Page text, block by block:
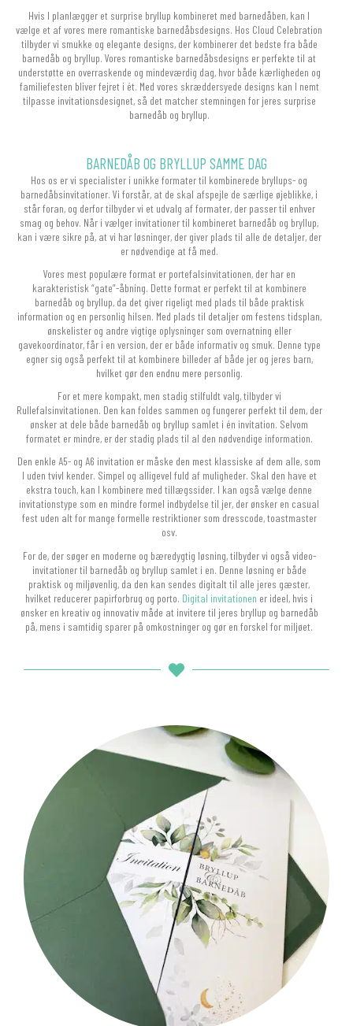
Hvis I planlægger et surprise bryllup kombineret med barnedåben, kan I
vælge et af vores mere romantiske barnedåbsdesigns. Hos Cloud Celebration
tilbyder vi smukke og elegante designs, der kombinerer det bedste fra både
barnedåb og bryllup. Vores romantiske barnedåbsdesigns er perfekte til at
understøtte en overraskende og mindeværdig dag, hvor både kærligheden og
familiefesten bliver fejret i ét. Med vores skræddersyede designs kan I nemt
tilpasse invitationsdesignet, så det matcher stemningen for jeres surprise
barnedåb og bryllup.
BARNEDÅB OG BRYLLUP SAMME DAG
Hos os er vi specialister i unikke formater til kombinerede bryllups- og
barnedåbsinvitationer. Vi forstår, at de skal afspejle de særlige øjeblikke, i
står foran, og derfor tilbyder vi et udvalg af formater, der passer til enhver
smag og behov. Når i vælger invitationer til kombineret barnedåb og bryllup,
kan i være sikre på, at vi har løsninger, der giver plads til alle de detaljer, der
er nødvendige at få med.
Vores mest populære format er portefalsinvitationen, der har en
karakteristisk “gate”-åbning. Dette format er perfekt til at kombinere
barnedåb og bryllup, da det giver rigeligt med plads til både praktisk
information og en personlig hilsen. Med plads til detaljer om festens tidsplan,
ønskelister og andre vigtige oplysninger som overnatning eller
gavekoordinator, får i en version, der er både informativ og smuk. Denne type
egner sig også perfekt til at kombinere billeder af både jer og jeres barn,
hvilket gør den endnu mere personlig.
For et mere kompakt, men stadig stilfuldt valg, tilbyder vi
Rullefalsinvitationen. Den kan foldes sammen og fungerer perfekt til dem, der
ønsker at dele både barnedåb og bryllup samlet i én invitation. Selvom
formatet er mindre, er der stadig plads til al den nødvendige information.
Den enkle A5- og A6 invitation er måske den mest klassiske af dem alle, som
I uden tvivl kender. Simpel og alligevel fuld af muligheder. Skal den have et
ekstra touch, kan I kombinere med tillægssider. I kan også vælge denne
invitationstype som en mindre formel indbydelse til jer, der ønsker en casual
fest uden alt for mange formelle restriktioner som dresscode, toastmaster
osv.
For de, der søger en moderne og bæredygtig løsning, tilbyder vi også video-
invitationer til barnedåb og bryllup samlet i en. Denne løsning er både
praktisk og miljøvenlig, da den kan sendes digitalt til alle jeres gæster,
hvilket reducerer papirforbrug og porto. Digital invitationen er ideel, hvis i
ønsker en kreativ og innovativ måde at invitere til jeres bryllup og barnedåb
på, mens i samtidig sparer på omkostninger og gør en forskel for miljøet.